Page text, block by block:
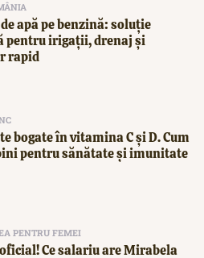
apă pe benzină: soluție
pentru irigații, drenaj și
rapid
bogate în vitamina C și D. Cum
pentru sănătate și imunitate
PENTRU FEMEI
Ce salariu are Mirabela